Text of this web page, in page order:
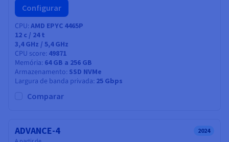
Configurar
CPU AMD EPYC 4465P
12 c / 24t
3,4 GHz / 5,4 GHz
CPU score 49871
Memória 64 GB a 256 GB
Armazenamento SSD NVMe
Largura de banda privada 25 Gbps
Comparar
ADVANCE-4 2024